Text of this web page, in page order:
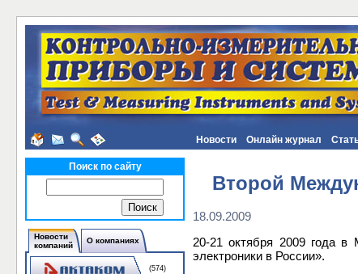
Новости Онлайн журнал
Поиск по сайту
Новости
компаний
О компаниях
(574)
Второй
18.09.2009
20-21 октября 2009 года
электроники в России».